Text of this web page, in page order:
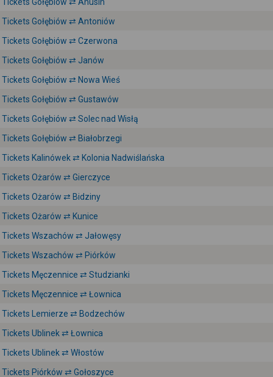
Tickets Gołębiów ⇄ Antoniów
Tickets Gołębiów ⇄ Czerwona
Tickets Gołębiów ⇄ Janów
Tickets Gołębiów ⇄ Nowa Wieś
Tickets Gołębiów ⇄ Gustawów
Tickets Gołębiów ⇄ Solec nad Wisłą
Tickets Gołębiów ⇄ Białobrzegi
Tickets Kalinówek ⇄ Kolonia Nadwiślańska
Tickets Ożarów ⇄ Gierczyce
Tickets Ożarów ⇄ Bidziny
Tickets Ożarów ⇄ Kunice
Tickets Wszachów ⇄ Jałowęsy
Tickets Wszachów ⇄ Piórków
Tickets Męczennice ⇄ Studzianki
Tickets Męczennice ⇄ Łownica
Tickets Lemierze ⇄ Bodzechów
Tickets Ublinek ⇄ Łownica
Tickets Ublinek ⇄ Włostów
Tickets Piórków ⇄ Gołoszyce